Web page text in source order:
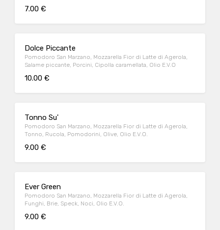
7.00 €
Dolce Piccante
Pomodoro San Marzano, Mozzarella Fior di Latte di Agerola,
Salame piccante, Porcini, Cipolla caramellata, Olio E.V.O
10.00 €
Tonno Su'
Pomodoro San Marzano, Mozzarella Fior di Latte di Agerola,
Tonno, Rucola, Pomodorini, Olive, Olio E.V.O.
9.00 €
Ever Green
Pomodoro San Marzano, Mozzarella Fior di Latte di Agerola,
Funghi, Brie, Speck, Noci, Olio E.V.O.
9.00 €